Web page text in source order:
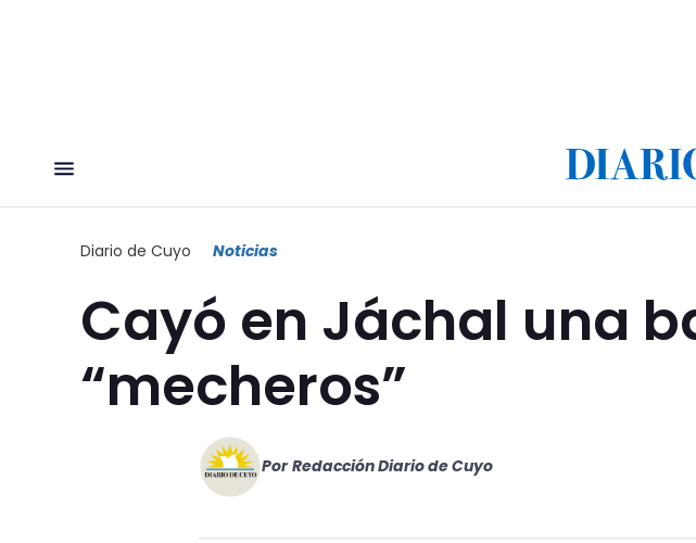
Diario de Cuyo Noticias
Cayó en Jáchal una
“mecheros”
Por Redacción Diario de Cuyo